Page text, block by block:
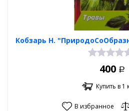
Кобзарь Н.
400 Р
Купить в 1
В избранное